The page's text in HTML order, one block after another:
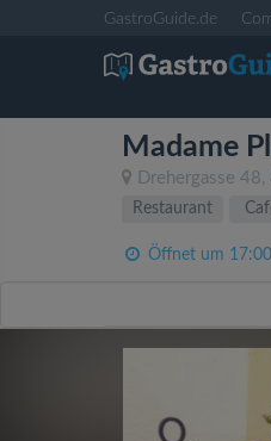
GastroGuide.de
Madame
Drehergasse 48,
Restaurant
Öffnet um